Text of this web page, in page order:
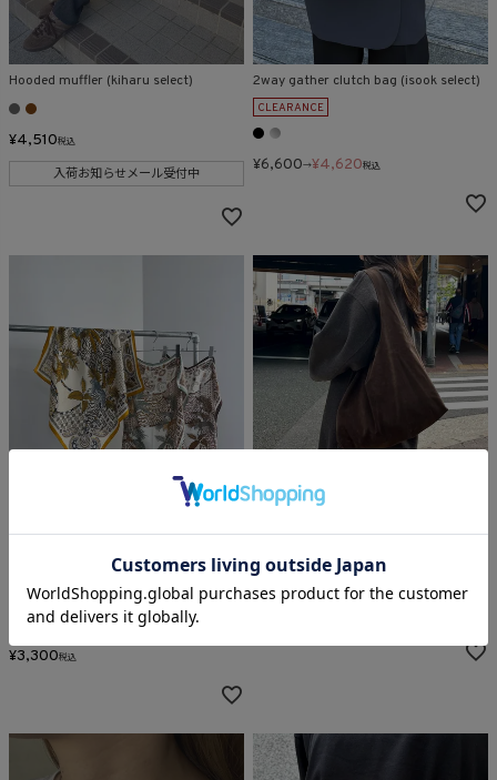
Hooded muffler (kiharu select)
¥4,510税込
入荷お知らせメール受付中
2way gather clutch bag (isook select)
CLEARANCE
¥6,600→¥4,620税込
【8/7再入荷アイテム】
Mix pattern scarf (isook select)
再入荷
¥3,300税込
Suede triangle bag (eri. select)